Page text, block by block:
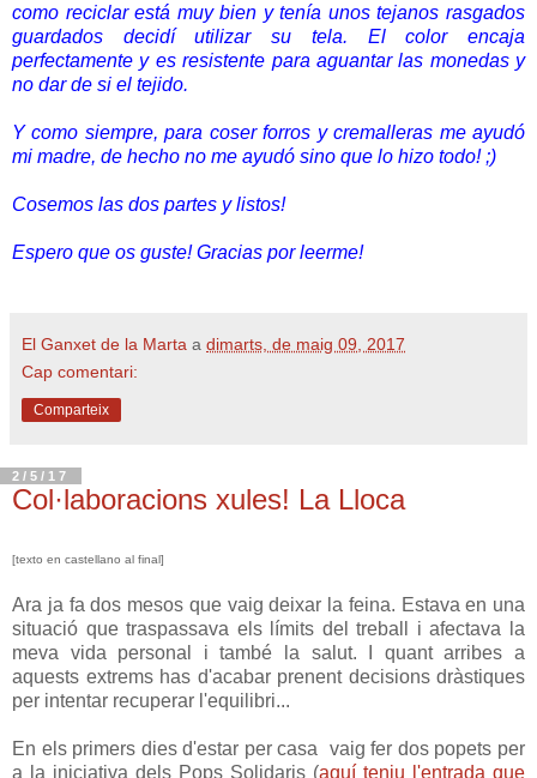
como reciclar está muy bien y tenía unos tejanos rasgados
guardados decidí utilizar su tela. El color encaja
perfectamente y es resistente para aguantar las monedas y
no dar de si el tejido.
Y como siempre, para coser forros y cremalleras me ayudó
mi madre, de hecho no me ayudó sino que lo hizo todo! ;)
Cosemos las dos partes y listos!
Espero que os guste! Gracias por leerme!
El Ganxet de la Marta a dimarts, de maig 09, 2017
Cap comentari:
Comparteix
2/5/17
Col·laboracions xules! La Lloca
[texto en castellano al final]
Ara ja fa dos mesos que vaig deixar la feina. Estava en una
situació que traspassava els límits del treball i afectava la
meva vida personal i també la salut. I quant arribes a
aquests extrems has d'acabar prenent decisions dràstiques
per intentar recuperar l'equilibri...
En els primers dies d'estar per casa vaig fer dos popets per
a la iniciativa dels Pops Solidaris (aquí teniu l'entrada que